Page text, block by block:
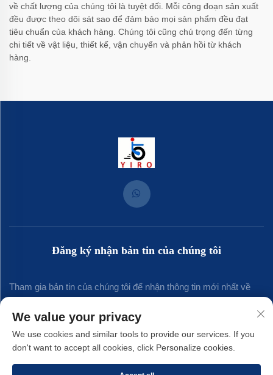
về chất lượng của chúng tôi là tuyệt đối. Mỗi công đoạn sản xuất
đều được theo dõi sát sao để đảm bảo mọi sản phẩm đều đạt
tiêu chuẩn của khách hàng. Chúng tôi cũng chú trọng đến từng
chi tiết về vật liệu, thiết kế, vận chuyển và phản hồi từ khách
hàng.
Đăng ký nhận bản tin của chúng tôi
Tham gia bản tin của chúng tôi để nhận thông tin mới nhất về
Đăng ký
We value your privacy
We use cookies and similar tools to provide our services. If you
don't want to accept all cookies, click Personalize cookies.